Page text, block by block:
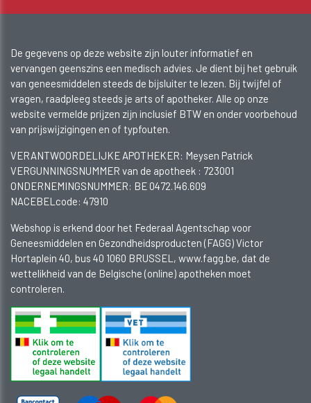
De gegevens op deze website zijn louter informatief en
vervangen geenszins een medisch advies. Je dient bij het gebruik
van geneesmiddelen steeds de bijsluiter te lezen. Bij twijfel of
vragen, raadpleeg steeds je arts of apotheker. Alle op onze
website vermelde prijzen zijn inclusief BTW en onder voorbehoud
van prijswijzigingen en of typfouten.
VERANTWOORDELIJKE APOTHEKER: Meysen Patrick
VERGUNNINGSNUMMER van de apotheek : 723001
ONDERNEMINGSNUMMER: BE 0472.146.609
NACEBELcode: 47910
Webshop is erkend door het Federaal Agentschap voor
Geneesmiddelen en Gezondheidsproducten (FAGG) Victor
Hortaplein 40, bus 40 1060 BRUSSEL, www.fagg.be, dat de
wettelikheid van de Belgische (online) apotheken moet
controleren.